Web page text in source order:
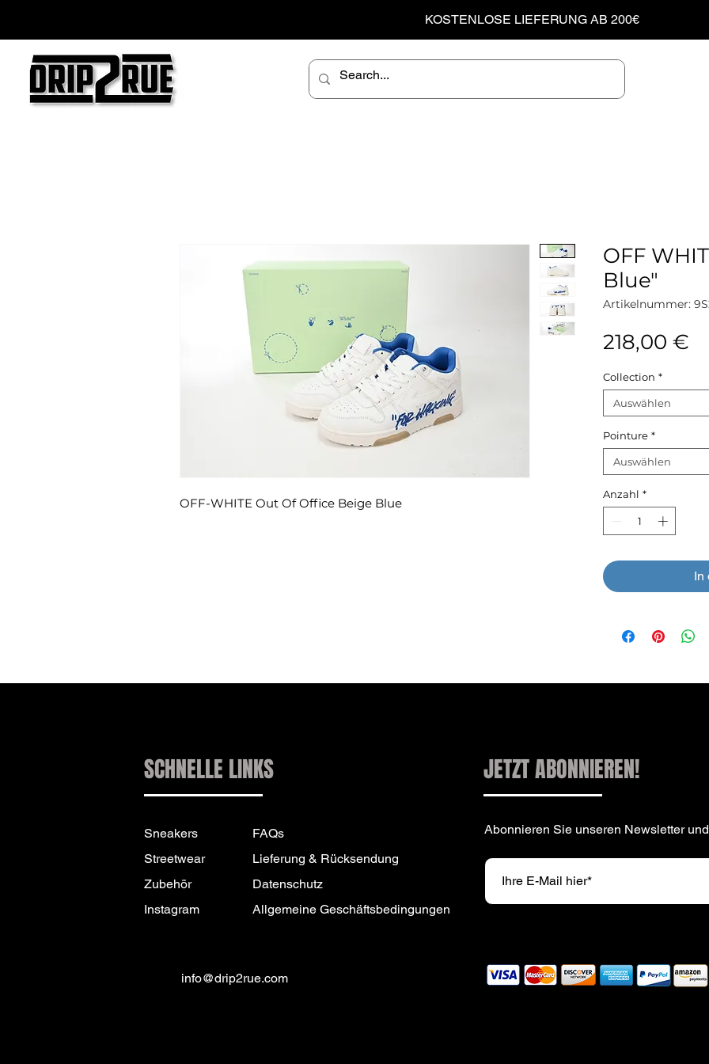
KOSTENLOSE LIEFERUNG AB 200€
OFF-WHITE Out Of Office Beige Blue
OFF
Blue"
Artikelnummer:
218,00 €
Collection *
Auswählen
Pointure *
Auswählen
Anzahl *
In
SCHNELLE LINKS
Sneakers
Streetwear
Zubehör
Instagram
FAQs
Lieferung & Rücksendung
Datenschutz
Allgemeine Geschäftsbedingungen
info@drip2rue.com
JETZT ABONNIEREN!
Abonnieren Sie unseren Newsletter